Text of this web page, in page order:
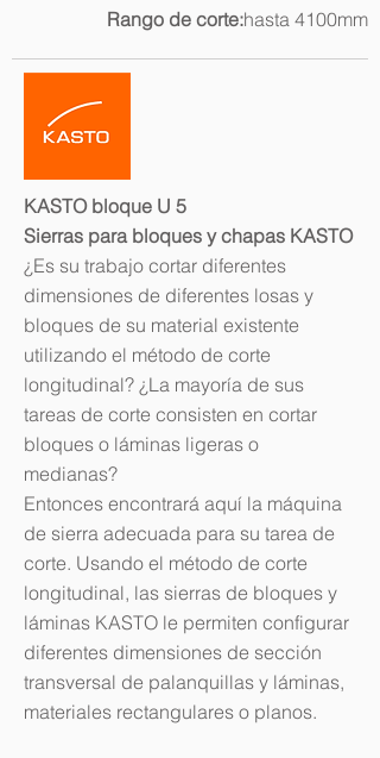
Rango de corte:hasta 4100mm
KASTO bloque U 5
Sierras para bloques y chapas KASTO
¿Es su trabajo cortar diferentes
dimensiones de diferentes losas y
bloques de su material existente
utilizando el método de corte
longitudinal? ¿La mayoría de sus
tareas de corte consisten en cortar
bloques o láminas ligeras o
medianas?
Entonces encontrará aquí la máquina
de sierra adecuada para su tarea de
corte. Usando el método de corte
longitudinal, las sierras de bloques y
láminas KASTO le permiten configurar
diferentes dimensiones de sección
transversal de palanquillas y láminas,
materiales rectangulares o planos.